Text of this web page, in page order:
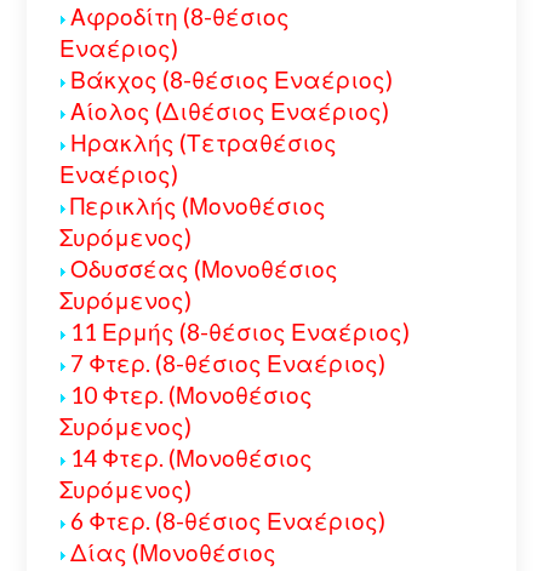
Αφροδίτη (8-θέσιος
Εναέριος)
Βάκχος (8-θέσιος Εναέριος)
Αίολος (Διθέσιος Εναέριος)
Ηρακλής (Τετραθέσιος
Εναέριος)
Περικλής (Μονοθέσιος
Συρόμενος)
Οδυσσέας (Μονοθέσιος
Συρόμενος)
11 Ερμής (8-θέσιος Εναέριος)
7 Φτερ. (8-θέσιος Εναέριος)
10 Φτερ. (Μονοθέσιος
Συρόμενος)
14 Φτερ. (Μονοθέσιος
Συρόμενος)
6 Φτερ. (8-θέσιος Εναέριος)
Δίας (Μονοθέσιος